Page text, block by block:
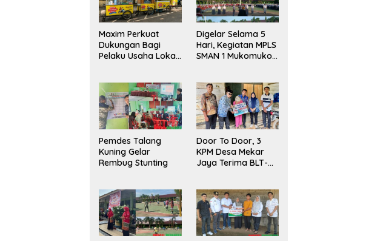
Maxim Perkuat
Dukungan Bagi
Pelaku Usaha Lokal
Ruang Publik dan
Kebersihan Pasar
Digelar Selama 5
Hari, Kegiatan MPLS
SMAN 1 Mukomuko
Pemdes Talang
Kuning Gelar
Rembug Stunting
Door To Door, 3
KPM Desa Mekar
Jaya Terima BLT-